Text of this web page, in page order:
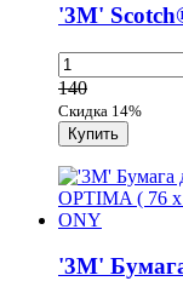
'3M'
140
Скидка 14%
'3M'